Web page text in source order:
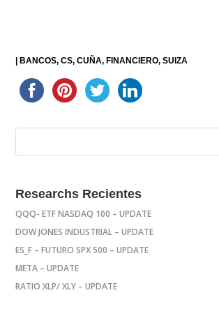
|BANCOS CS CUÑA FINANCIERO SUIZA
Researchs Recientes
QQQ- ETF NASDAQ 100 – UPDATE
DOW JONES INDUSTRIAL – UPDATE
ES_F – FUTURO SPX 500 – UPDATE
META – UPDATE
RATIO XLP/ XLY – UPDATE